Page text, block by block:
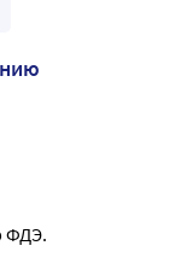
ФДЭ.